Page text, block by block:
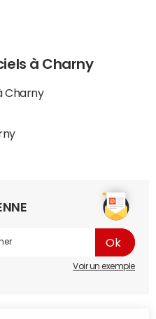
à Charny
Charny
Voir un exemple